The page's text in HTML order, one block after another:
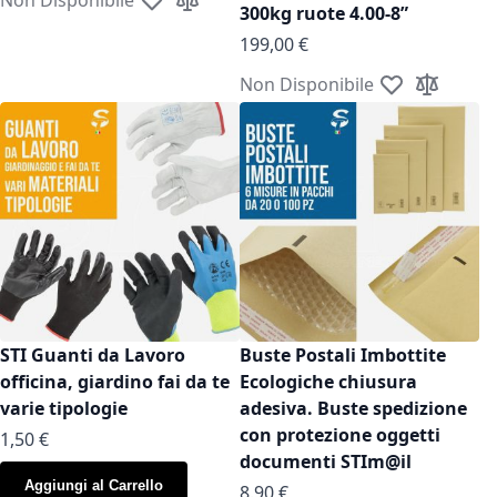
Aggiungi alla lista desideri
Aggiungi al confronto
300kg ruote 4.00-8”
199,00 €
Non Disponibile Aggiungi alla
Aggiungi
STI Guanti da Lavoro
officina, giardino fai da te
varie tipologie
As low as
1,50 €
Aggiungi al Carrello
Buste Postali Imbottite
Ecologiche chiusura
adesiva. Buste spedizione
con protezione oggetti
documenti STIm@il
As low as